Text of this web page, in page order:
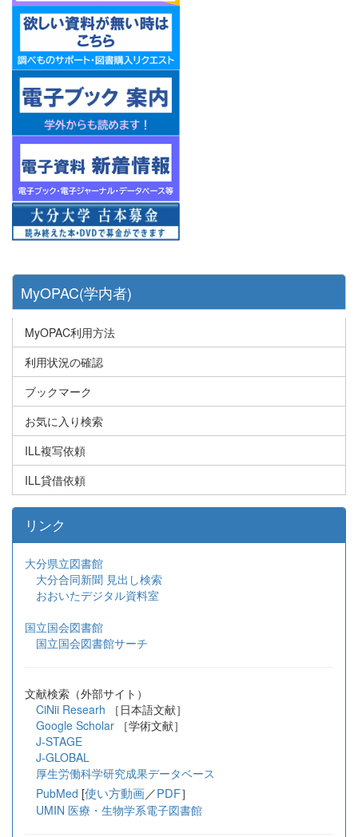
MyOPAC(学内者)
MyOPAC利用方法
利用状況の確認
ブックマーク
お気に入り検索
ILL複写依頼
ILL貸借依頼
リンク
大分県立図書館
大分合同新聞 見出し検索
おおいたデジタル資料室
国立国会図書館
国立国会図書館サーチ
文献検索（外部サイト）
CiNii Researh ［日本語文献］
Google Scholar
［学術文献］
J-STAGE
J-GLOBAL
厚生労働科学研究成果データベース
PubMed [使い方動画／PDF］
UMIN 医療・生物学系電子図書館